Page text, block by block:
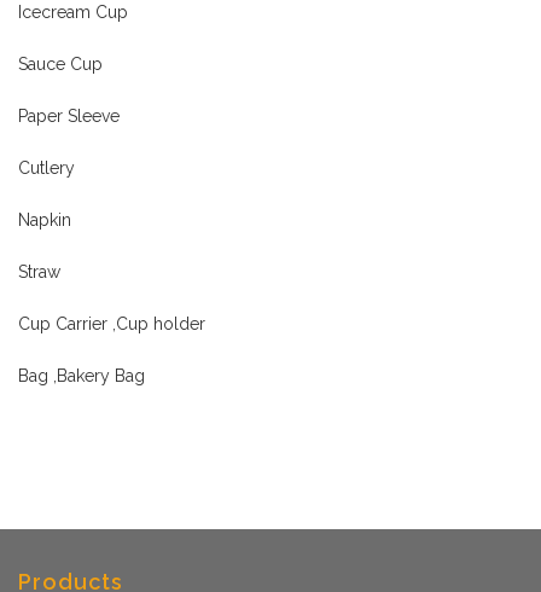
Icecream Cup
Sauce Cup
Paper Sleeve
Cutlery
Napkin
Straw
Cup Carrier ,Cup holder
Bag ,Bakery Bag
Products